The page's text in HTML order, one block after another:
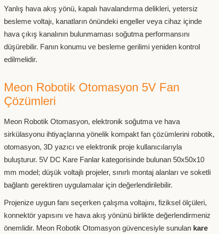
Yanlış hava akış yönü, kapalı havalandırma delikleri, yetersiz
besleme voltajı, kanatların önündeki engeller veya cihaz içinde
hava çıkış kanalının bulunmaması soğutma performansını
düşürebilir. Fanın konumu ve besleme gerilimi yeniden kontrol
edilmelidir.
Meon Robotik Otomasyon 5V Fan
Çözümleri
Meon Robotik Otomasyon, elektronik soğutma ve hava
sirkülasyonu ihtiyaçlarına yönelik kompakt fan çözümlerini robotik,
otomasyon, 3D yazıcı ve elektronik proje kullanıcılarıyla
buluşturur. 5V DC Kare Fanlar kategorisinde bulunan 50x50x10
mm model; düşük voltajlı projeler, sınırlı montaj alanları ve soketli
bağlantı gerektiren uygulamalar için değerlendirilebilir.
Projenize uygun fanı seçerken çalışma voltajını, fiziksel ölçüleri,
konnektör yapısını ve hava akış yönünü birlikte değerlendirmeniz
önemlidir. Meon Robotik Otomasyon güvencesiyle sunulan kare